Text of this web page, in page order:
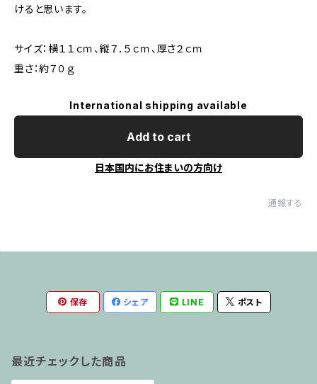
けると思います。
サイズ：横１１ｃｍ、縦７．５ｃｍ、厚さ２ｃｍ
重さ：約７０ｇ
International shipping available
Add to cart
日本国内にお住まいの方向け
通報する
保存 シェア LINE ポスト
最近チェックした商品